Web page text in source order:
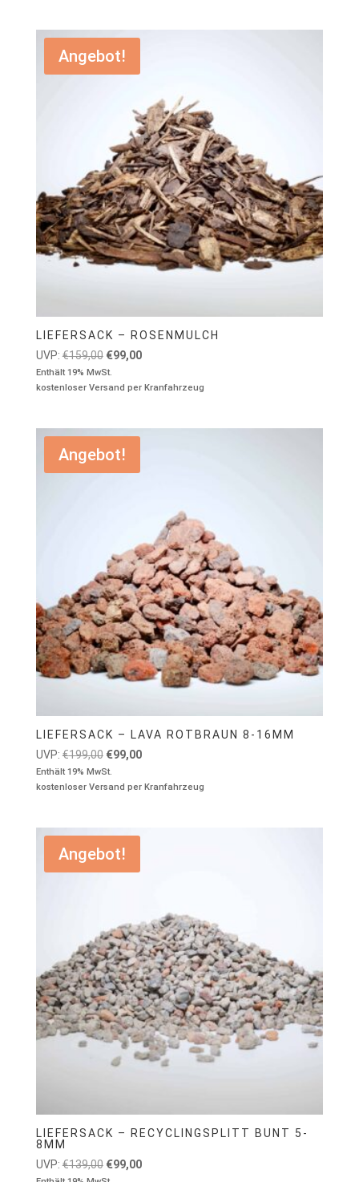
Angebot!
LIEFERSACK – ROSENMULCH
UVP: €159,00 Ursprünglicher
Preis
war:
€99,00Aktueller
ist:
Enthält 19% MwSt.
kostenloser Versand per Kranfahrzeug
Angebot!
LIEFERSACK – LAVA ROTBRAUN 8-16MM
UVP: €199,00 Ursprünglicher
Preis
war:
€99,00Aktueller
ist:
Enthält 19% MwSt.
kostenloser Versand per Kranfahrzeug
Angebot!
LIEFERSACK – RECYCLINGSPLITT BUNT 5-
8MM
UVP: €139,00 Ursprünglicher
€99,00Aktueller